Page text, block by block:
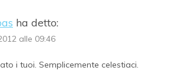
ha detto:
alle 09:46
i tuoi. Semplicemente celestiaci.